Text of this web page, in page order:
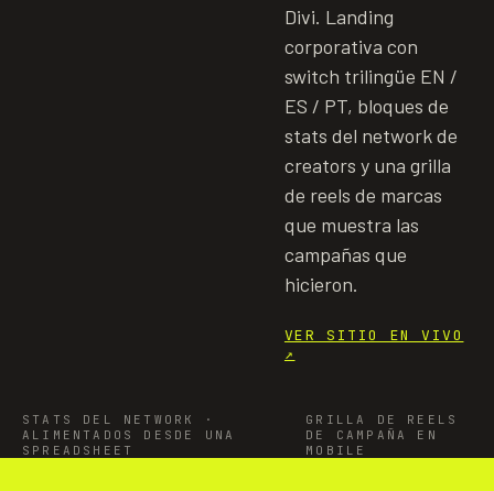
Divi. Landing
corporativa con
switch trilingüe EN /
ES / PT, bloques de
stats del network de
creators y una grilla
de reels de marcas
que muestra las
campañas que
hicieron.
VER SITIO EN VIVO
↗
STATS DEL NETWORK ·
ALIMENTADOS DESDE UNA
SPREADSHEET
GRILLA DE REELS
DE CAMPAÑA EN
MOBILE